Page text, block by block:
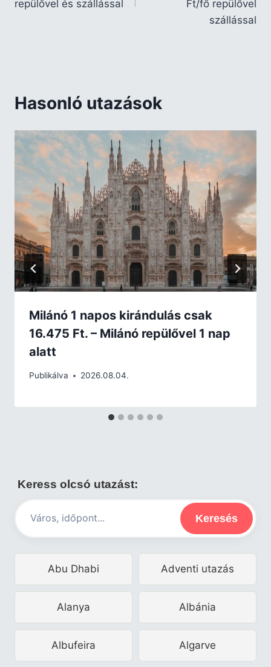
repülővel és szállással
Ft/fő repülővel
szállással
Hasonló utazások
Milánó 1 napos kirándulás csak
16.475 Ft. – Milánó repülővel 1 nap
alatt
Publikálva 2026.08.04.
Keress olcsó utazást:
Keresés
Abu Dhabi Adventi utazás
Alanya Albánia
Albufeira Algarve